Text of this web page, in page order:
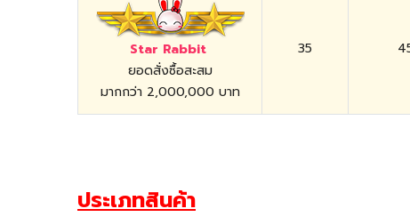
Star Rabbit
ยอดสั่งซื้อสะสม
มากกว่า 2,000,000 บาท
35
ประเภทสินค้า